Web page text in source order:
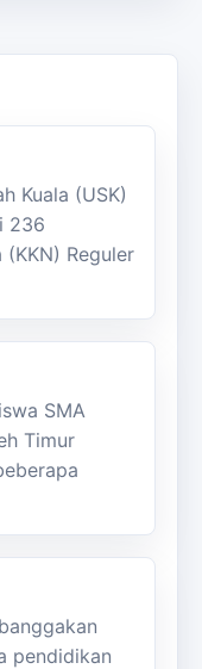
Dukungan
Kuala (USK)
236
(KKN) Reguler
Siswa
SMA
Timur
Saree
pendidikan